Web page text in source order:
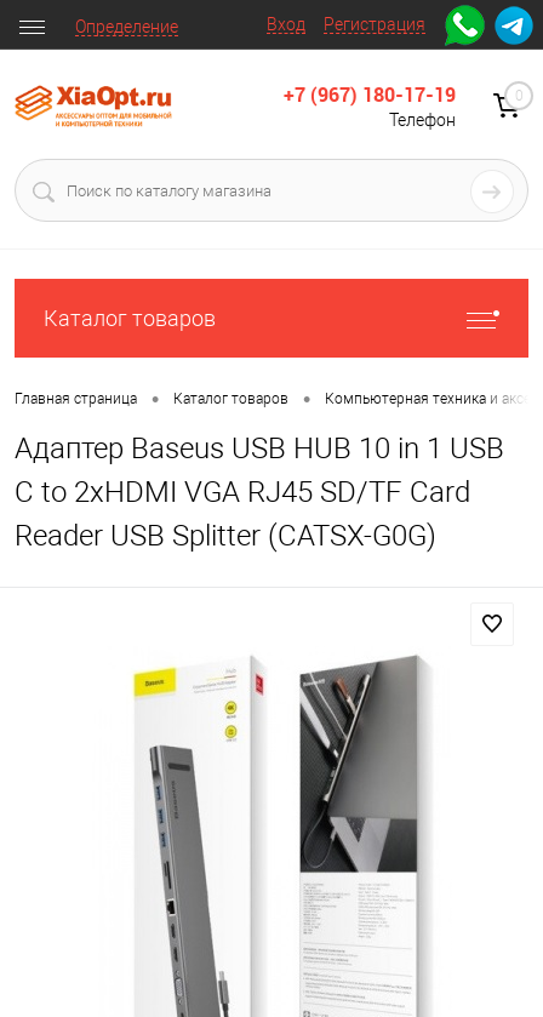
Вход Регистрация
Определение
+7 (967) 180-17-19
Телефон
0
Каталог товаров
Главная страница • Каталог товаров • Компьютерная техника и
Адаптер Baseus USB HUB 10 in 1 USB
C to 2хHDMI VGA RJ45 SD/TF Card
Reader USB Splitter (CATSX-G0G)